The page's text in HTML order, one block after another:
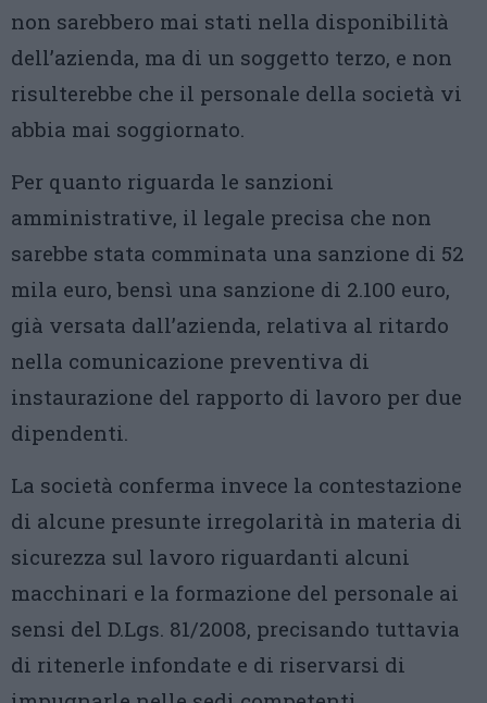
non sarebbero mai stati nella disponibilità
dell’azienda, ma di un soggetto terzo, e non
risulterebbe che il personale della società vi
abbia mai soggiornato.
Per quanto riguarda le sanzioni
amministrative, il legale precisa che non
sarebbe stata comminata una sanzione di 52
mila euro, bensì una sanzione di 2.100 euro,
già versata dall’azienda, relativa al ritardo
nella comunicazione preventiva di
instaurazione del rapporto di lavoro per due
dipendenti.
La società conferma invece la contestazione
di alcune presunte irregolarità in materia di
sicurezza sul lavoro riguardanti alcuni
macchinari e la formazione del personale ai
sensi del D.Lgs. 81/2008, precisando tuttavia
di ritenerle infondate e di riservarsi di